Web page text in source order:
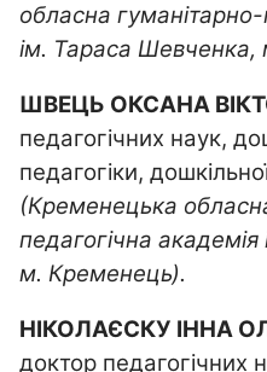
обласна
ім. Тараса
ШВЕЦЬ ОКСАНА
педагогічних наук,
педагогіки,
(Кременецька
педагогічна
м. Кременець).
НІКОЛАЄСКУ ІННА
доктор педагогічних